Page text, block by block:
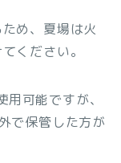
め、夏場は火
ください。
可能ですが、
で保管した方が